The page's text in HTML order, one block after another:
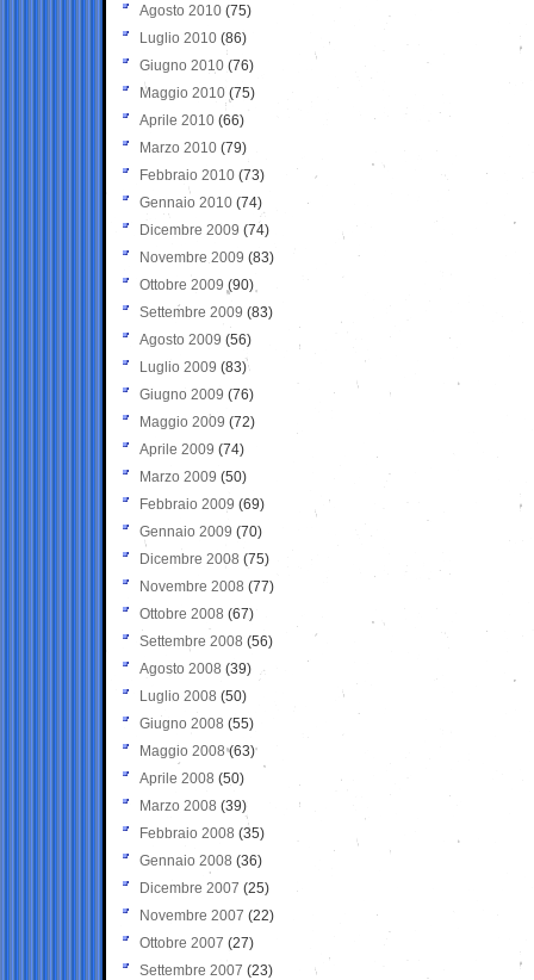
Agosto 2010 (75)
Luglio 2010 (86)
Giugno 2010 (76)
Maggio 2010 (75)
Aprile 2010 (66)
Marzo 2010 (79)
Febbraio 2010 (73)
Gennaio 2010 (74)
Dicembre 2009 (74)
Novembre 2009 (83)
Ottobre 2009 (90)
Settembre 2009 (83)
Agosto 2009 (56)
Luglio 2009 (83)
Giugno 2009 (76)
Maggio 2009 (72)
Aprile 2009 (74)
Marzo 2009 (50)
Febbraio 2009 (69)
Gennaio 2009 (70)
Dicembre 2008 (75)
Novembre 2008 (77)
Ottobre 2008 (67)
Settembre 2008 (56)
Agosto 2008 (39)
Luglio 2008 (50)
Giugno 2008 (55)
Maggio 2008(63)
Aprile 2008 (50)
Marzo 2008 (39)
Febbraio 2008 (35)
Gennaio 2008 (36)
Dicembre 2007 (25)
Novembre 2007 (22)
Ottobre 2007 (27)
Settembre 2007 (23)